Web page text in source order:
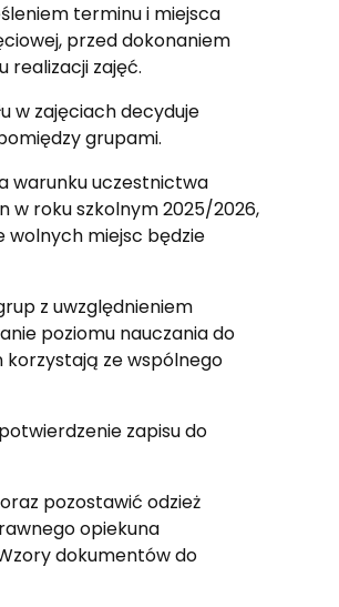
terminu i miejsca
przed dokonaniem
realizacji zajęć.
w zajęciach decyduje
grupami.
warunku uczestnictwa
w roku szkolnym 2025/2026,
wolnych miejsc będzie
z uwzględnieniem
poziomu nauczania do
korzystają ze wspólnego
zapisu do
pozostawić odzież
opiekuna
dokumentów do